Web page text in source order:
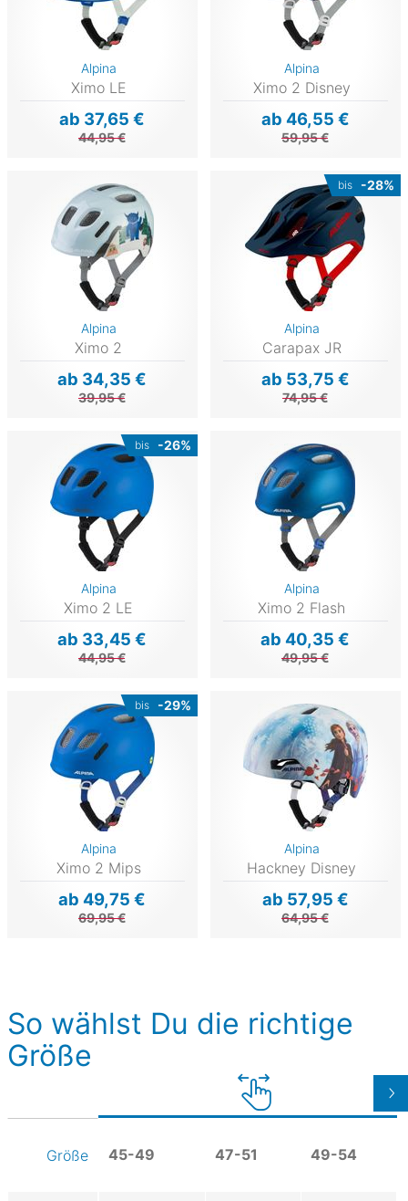
Alpina
Ximo LE
ab 37,65 €
44,95 €
Alpina
Ximo 2 Disney
ab 46,55 €
59,95 €
Alpina
Ximo 2
ab 34,35 €
39,95 €
bis -28%
Alpina
Carapax JR
ab 53,75 €
74,95 €
bis -26%
Alpina
Ximo 2 LE
ab 33,45 €
44,95 €
Alpina
Ximo 2 Flash
ab 40,35 €
49,95 €
bis -29%
Alpina
Ximo 2 Mips
ab 49,75 €
69,95 €
Alpina
Hackney Disney
ab 57,95 €
64,95 €
So wählst Du die richtige
Größe
Größe 45-49 47-51 49-54